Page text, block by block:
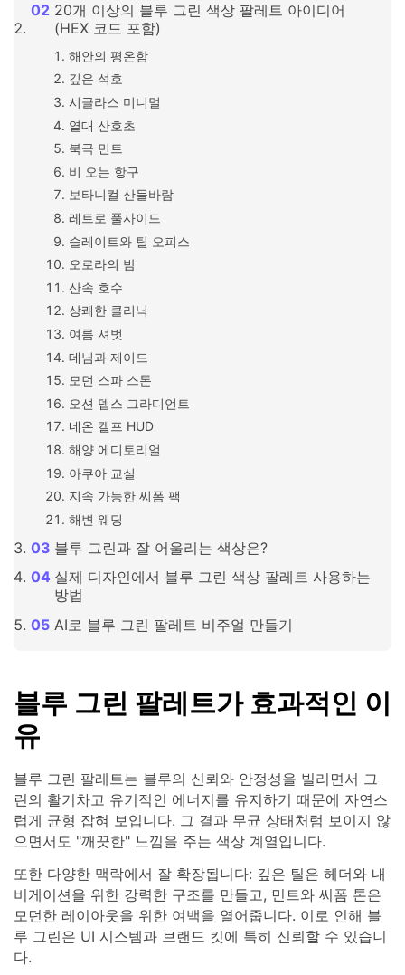
20개 이상의 블루 그린 색상 팔레트 아이디어
(HEX 코드 포함)
해안의 평온함
깊은 석호
시글라스 미니멀
열대 산호초
북극 민트
비 오는 항구
보타니컬 산들바람
레트로 풀사이드
슬레이트와 틸 오피스
오로라의 밤
산속 호수
상쾌한 클리닉
여름 셔벗
데님과 제이드
모던 스파 스톤
오션 뎁스 그라디언트
네온 켈프 HUD
해양 에디토리얼
아쿠아 교실
지속 가능한 씨폼 팩
해변 웨딩
블루 그린과 잘 어울리는 색상은?
실제 디자인에서 블루 그린 색상 팔레트 사용하는
방법
AI로 블루 그린 팔레트 비주얼 만들기
블루 그린 팔레트가 효과적인 이
유
블루 그린 팔레트는 블루의 신뢰와 안정성을 빌리면서 그
린의 활기차고 유기적인 에너지를 유지하기 때문에 자연스
럽게 균형 잡혀 보입니다. 그 결과 무균 상태처럼 보이지 않
으면서도 "깨끗한" 느낌을 주는 색상 계열입니다.
또한 다양한 맥락에서 잘 확장됩니다: 깊은 틸은 헤더와 내
비게이션을 위한 강력한 구조를 만들고, 민트와 씨폼 톤은
모던한 레이아웃을 위한 여백을 열어줍니다. 이로 인해 블
루 그린은 UI 시스템과 브랜드 킷에 특히 신뢰할 수 있습니
다.